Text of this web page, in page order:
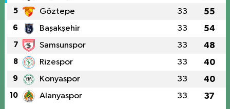
5 Göztepe 33 55
6 Başakşehir 33 54
7 Samsunspor 33 48
8 Rizespor 33 40
9 Konyaspor 33 40
10 Alanyaspor 33 37